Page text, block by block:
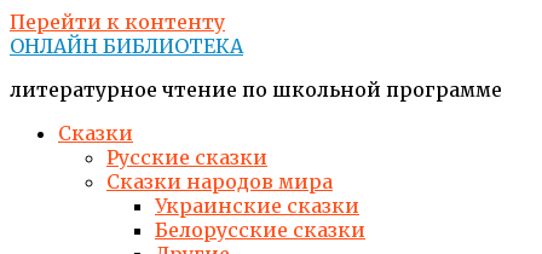
Перейти к контенту
ОНЛАЙН БИБЛИОТЕКА
литературное чтение по школьной программе
Сказки
Русские сказки
Сказки народов мира
Украинские сказки
Белорусские сказки